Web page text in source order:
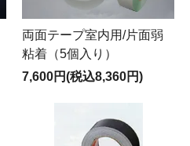
両面テープ室内用/片面弱
粘着（5個入り）
7,600円(税込8,360円)